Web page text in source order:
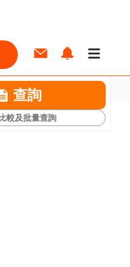
查詢
比較及批量查詢